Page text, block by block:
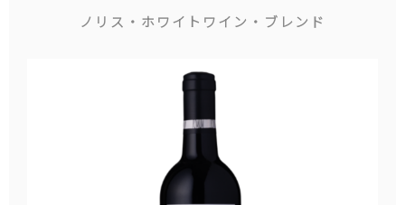
ノリス・ホワイトワイン・ブレンド